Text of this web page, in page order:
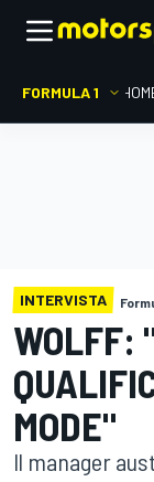
FORMULA 1
INTERVISTA
WOLFF:
MODE"
Il manager